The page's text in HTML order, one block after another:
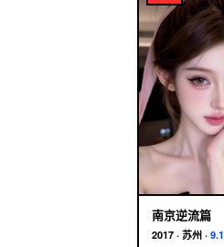
南京逆流篇
2017 · 苏州 · 9.1